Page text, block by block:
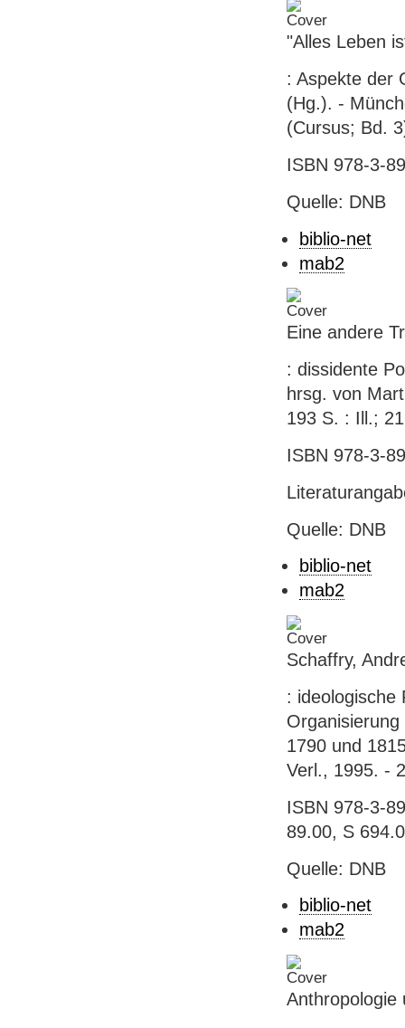
"Alles Leben
: Aspekte der
(Hg.). -
(Cursus; Bd.
ISBN 978-3-
Quelle: DNB
biblio-net
mab2
Eine andere
: dissidente
hrsg. von
193 S. : Ill.;
ISBN 978-3-
Quelle: DNB
biblio-net
mab2
Schaffry,
: ideologische
1790 und
Verl., 1995. -
ISBN 978-3-
89.00, S
Quelle: DNB
biblio-net
mab2
Anthropologie